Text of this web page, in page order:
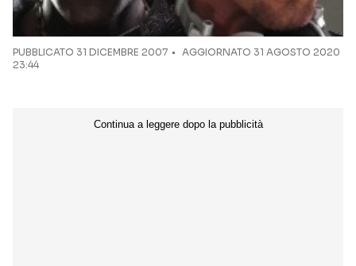
PUBBLICATO 31 DICEMBRE 2007
AGGIORNATO 31 AGOSTO 2020
23:44